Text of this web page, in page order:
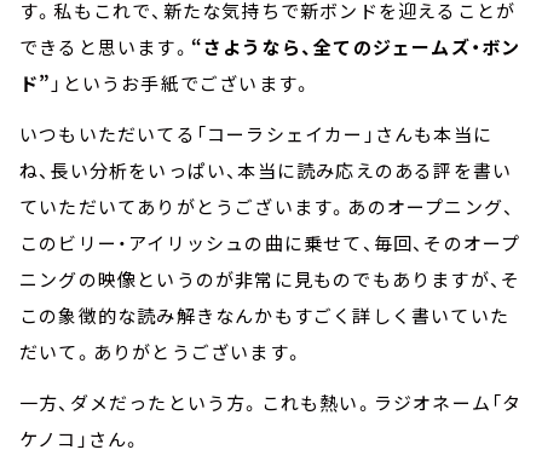
す。私もこれで、新たな気持ちで新ボンドを迎えることが
できると思います。 “さようなら、全てのジェームズ・ボン
ド” 」というお手紙でございます。
いつもいただいてる「コーラシェイカー」さんも本当に
ね、長い分析をいっぱい、本当に読み応えのある評を書い
ていただいてありがとうございます。あのオープニング、
このビリー・アイリッシュの曲に乗せて、毎回、そのオープ
ニングの映像というのが非常に見ものでもありますが、そ
この象徴的な読み解きなんかもすごく詳しく書いていた
だいて。ありがとうございます。
一方、ダメだったという方。これも熱い。ラジオネーム「タ
ケノコ」さん。